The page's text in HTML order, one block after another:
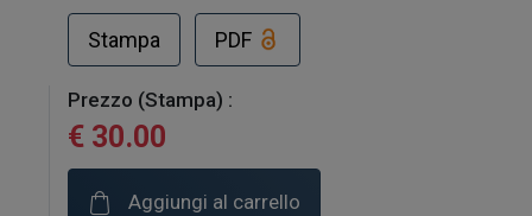
Stampa PDF
Prezzo (Stampa) :
€ 30.00
Aggiungi al carrello